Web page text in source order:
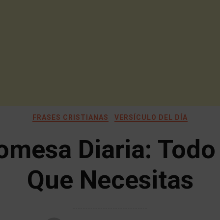
FRASES CRISTIANAS VERSÍCULO DEL DÍA
Diaria:
Que Necesitas